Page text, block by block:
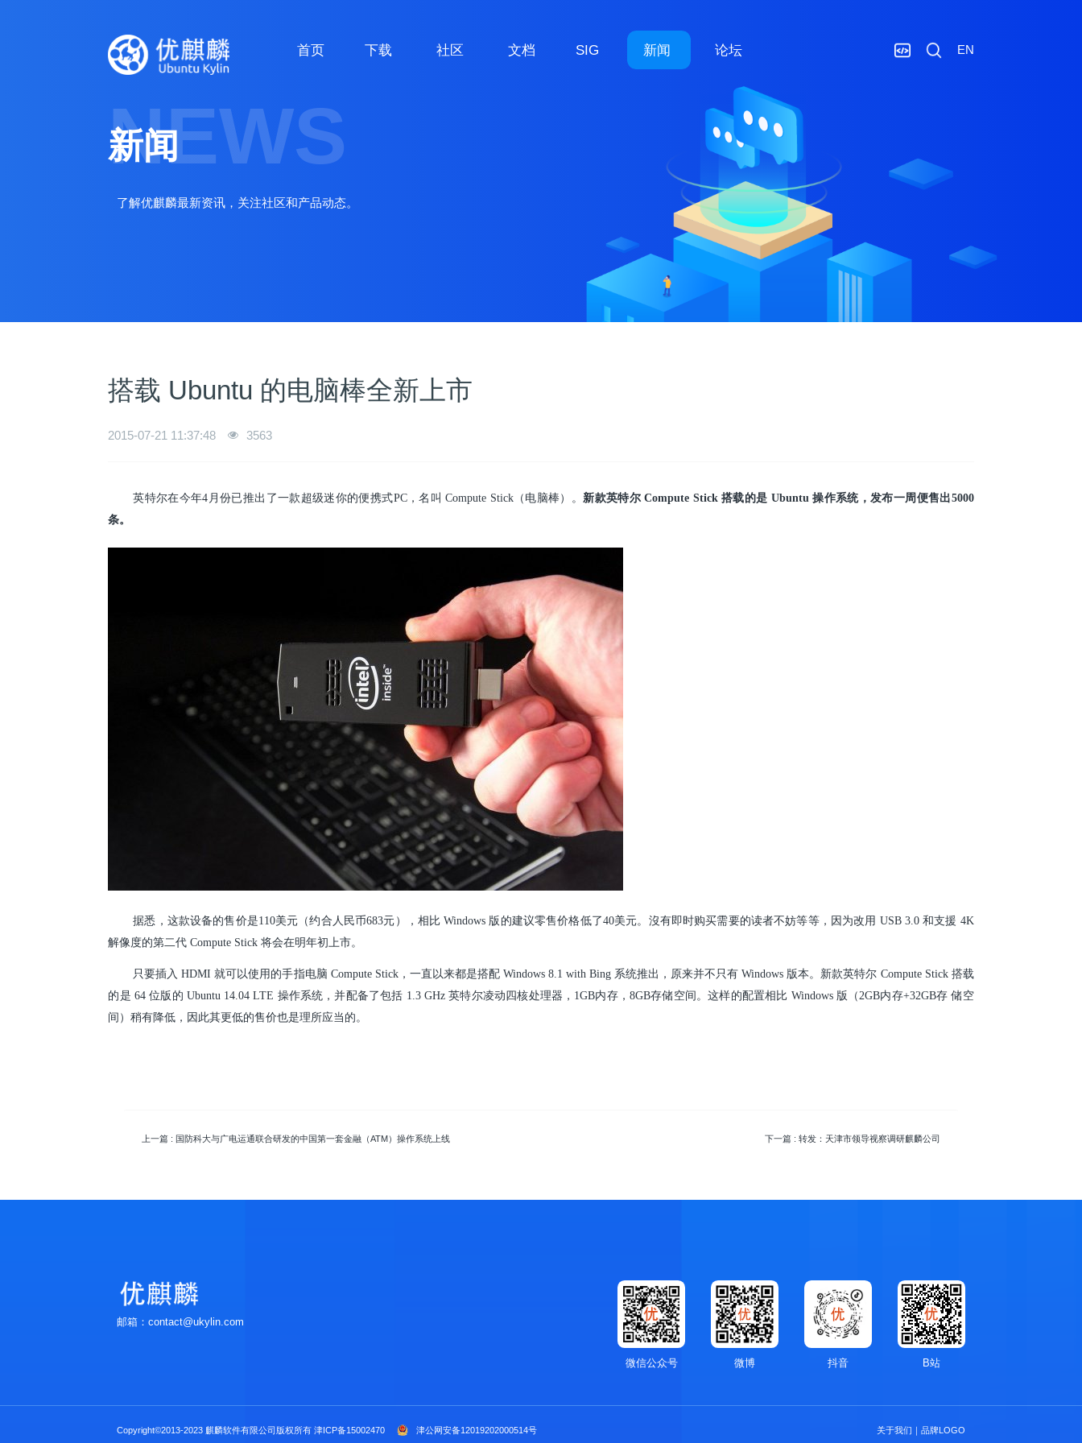
首页 下载 社区 文档 SIG 新闻 论坛 EN
NEWS
新闻
了解优麒麟最新资讯，关注社区和产品动态。
搭载 Ubuntu 的电脑棒全新上市
2015-07-21 11:37:48 3563
英特尔在今年4月份已推出了一款超级迷你的便携式PC，名叫 Compute Stick（电脑棒）。新款英特尔 Compute Stick 搭载的是 Ubuntu 操作系统，发布一周便售出5000
条。
据悉，这款设备的售价是110美元（约合人民币683元），相比 Windows 版的建议零售价格低了40美元。 沒有即时购买需要的读者不妨等等，因为改用 USB 3.0 和支援 4K
解像度的第二代 Compute Stick 将会在明年初上市。
只要插入 HDMI 就可以使用的手指电脑 Compute Stick，一直以来都是搭配 Windows 8.1 with Bing 系统推出，原来并不只有 Windows 版本。 新款英特尔 Compute Stick 搭载
的是 64 位版的 Ubuntu 14.04 LTE 操作系统，并配备了包括 1.3 GHz 英特尔凌动四核处理器，1GB内存，8GB存储空间。这样的配置相比 Windows 版（2GB内存+32GB存 储空
间）稍有降低，因此其更低的售价也是理所应当的。
上一篇 : 国防科大与广电运通联合研发的中国第一套金融（ATM）操作系统上线 下一篇 : 转发：天津市领导视察调研麒麟公司
邮箱：contact@ukylin.com
B站
抖音
微博
微信公众号
Copyright©2013-2023 麒麟软件有限公司版权所有 津ICP备15002470
津公网安备12019202000514号 关于我们 ｜品牌LOGO